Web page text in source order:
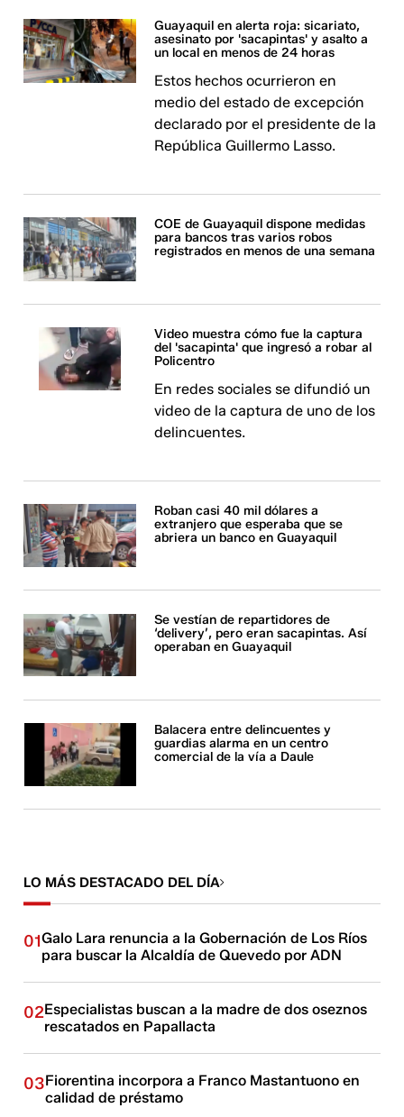
Guayaquil en alerta roja: sicariato,
asesinato por 'sacapintas' y asalto a
un local en menos de 24 horas
Estos hechos ocurrieron en
medio del estado de excepción
declarado por el presidente de la
República Guillermo Lasso.
COE de Guayaquil dispone medidas
para bancos tras varios robos
registrados en menos de una semana
Video muestra cómo fue la captura
del 'sacapinta' que ingresó a robar al
Policentro
En redes sociales se difundió un
video de la captura de uno de los
delincuentes.
Roban casi 40 mil dólares a
extranjero que esperaba que se
abriera un banco en Guayaquil
Se vestían de repartidores de
‘delivery’, pero eran sacapintas. Así
operaban en Guayaquil
Balacera entre delincuentes y
guardias alarma en un centro
comercial de la vía a Daule
LO MÁS DESTACADO DEL DÍA
01Galo Lara renuncia a la Gobernación de Los Ríos
para buscar la Alcaldía de Quevedo por ADN
02Especialistas buscan a la madre de dos oseznos
rescatados en Papallacta
03Fiorentina incorpora a Franco Mastantuono en
calidad de préstamo